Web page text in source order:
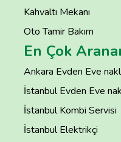
Kahvaltı Mekanı
Oto Tamir Bakım
En Çok
Ankara Evden Eve
İstanbul Evden Eve
İstanbul Kombi Servisi
İstanbul Elektrikçi